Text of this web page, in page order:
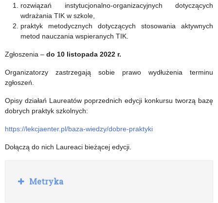
rozwiązań instytucjonalno-organizacyjnych dotyczących
wdrażania TIK w szkole,
praktyk metodycznych dotyczących stosowania aktywnych
metod nauczania wspieranych TIK.
Zgłoszenia – do 10 listopada 2022 r.
Organizatorzy zastrzegają sobie prawo wydłużenia terminu
zgłoszeń.
Opisy działań Laureatów poprzednich edycji konkursu tworzą bazę
dobrych praktyk szkolnych:
https://lekcjaenter.pl/baza-wiedzy/dobre-praktyki
Dołączą do nich Laureaci bieżącej edycji.
R
o
Metryka